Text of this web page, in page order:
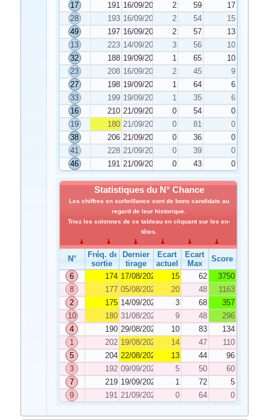
17
191 16/09/2020 2 59
17
28
193 16/09/2020 2 54
15
49
197 16/09/2020 2 57
13
13
223 14/09/2020 3 56
10
32
188 19/09/2020 1 65
10
23
208 16/09/2020 2 45
9
27
198 19/09/2020 1 64
6
33
199 19/09/2020 1 35
6
16
210 21/09/2020 0 54
0
19
180 21/09/2020 0 81
0
38
206 21/09/2020 0 36
0
41
228 21/09/2020 0 39
0
46
191 21/09/2020 0 43 0
Statistiques du N° Chance
Les chiffres en surbrillance sont de bons candidats au
regard de leur historique.
Triez les colonnes de ce tableau en cliquant sur les en-
têtes.
N°
Fréq. de
sortie
Dernier
tirage
Ecart
actuel
Ecart
Max
Score
6
174 17/08/2020 15 62
3750
8
177 05/08/2020 20 48
1163
2
175 14/09/2020 3 68
357
10
180 31/08/2020 9 48
296
4
190 29/08/2020 10 83
134
1
202 19/08/2020 14 47
110
5
204 22/08/2020 13 44
96
3
192 09/09/2020 5 50
60
7
219 19/09/2020 1 72
5
9
191 21/09/2020 0 64 0